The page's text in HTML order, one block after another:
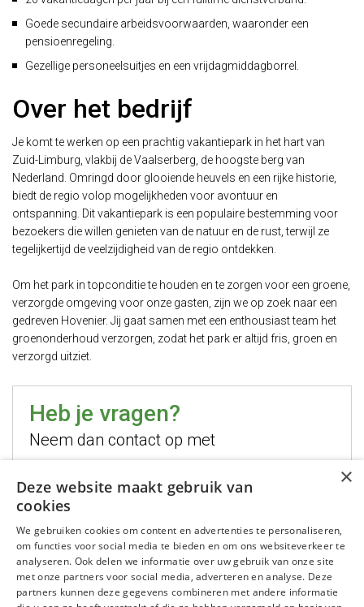
Goede secundaire arbeidsvoorwaarden, waaronder een
pensioenregeling.
Gezellige personeelsuitjes en een vrijdagmiddagborrel.
Over het bedrijf
Je komt te werken op een prachtig vakantiepark in het hart van
Zuid-Limburg, vlakbij de Vaalserberg, de hoogste berg van
Nederland. Omringd door glooiende heuvels en een rijke historie,
biedt de regio volop mogelijkheden voor avontuur en
ontspanning. Dit vakantiepark is een populaire bestemming voor
bezoekers die willen genieten van de natuur en de rust, terwijl ze
tegelijkertijd de veelzijdigheid van de regio ontdekken.
Om het park in topconditie te houden en te zorgen voor een groene,
verzorgde omgeving voor onze gasten, zijn we op zoek naar een
gedreven Hovenier. Jij gaat samen met een enthousiast team het
groenonderhoud verzorgen, zodat het park er altijd fris, groen en
verzorgd uitziet.
Heb je vragen?
Neem dan contact op met
Hugo Jelier
Bel mij
Stuur mij een email
×
Deze website maakt gebruik van
cookies
We gebruiken cookies om content en advertenties te personaliseren,
om functies voor social media te bieden en om ons websiteverkeer te
analyseren. Ook delen we informatie over uw gebruik van onze site
met onze partners voor social media, adverteren en analyse. Deze
partners kunnen deze gegevens combineren met andere informatie